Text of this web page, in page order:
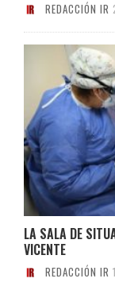
REDACCIÓN IR
LA SALA DE
VICENTE
REDACCIÓN IR